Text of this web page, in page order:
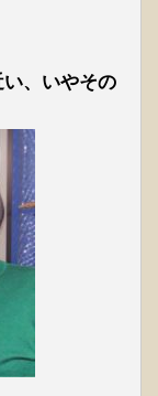
、いやその